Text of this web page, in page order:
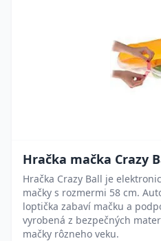
Hračka mačka Crazy
Hračka Crazy Ball je
mačky s rozmermi 58 cm.
loptička zabaví mačku a
vyrobená z bezpečných
mačky rôzneho veku.